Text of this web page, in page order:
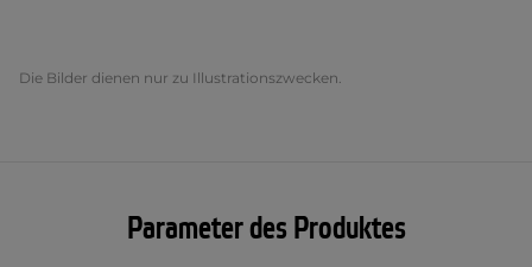
Die Bilder dienen nur zu Illustrationszwecken.
Parameter des Produktes